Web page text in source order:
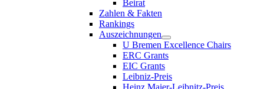
Beirat
Zahlen & Fakten
Rankings
Auszeichnungen
U Bremen Excellence Chairs
ERC Grants
EIC Grants
Leibniz-Preis
Heinz Maier-Leibnitz-Preis